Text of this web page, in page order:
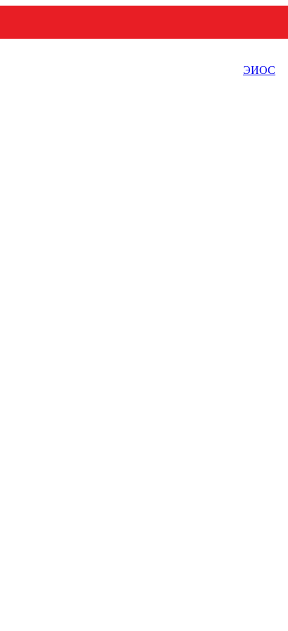
ЭИОС